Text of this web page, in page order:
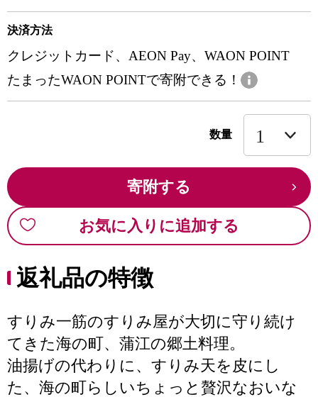
決済方法
クレジットカード、AEON Pay、WAON POINT
たまったWAON POINTで寄附できる！
数量
寄附する
お気に入りに追加する
返礼品の特徴
すりみ一筋のすりみ屋が大切に守り続け
てきた海の町、蒲江の郷土料理。
油揚げの代わりに、すりみ天を皮にし
た、海の町らしいちょっと贅沢なおいな